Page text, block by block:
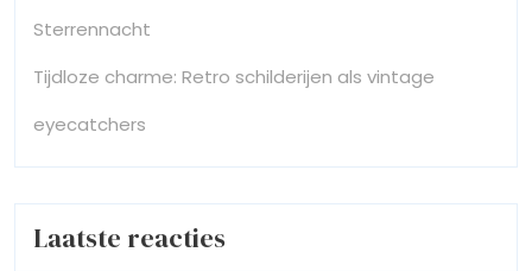
Sterrennacht
Tijdloze charme: Retro schilderijen als vintage
eyecatchers
Laatste reacties